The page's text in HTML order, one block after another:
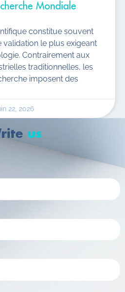
Mondiale
constitue souvent
validation le plus exigeant
Contrairement aux
traditionnelles, les
imposent des
22, 2026
us